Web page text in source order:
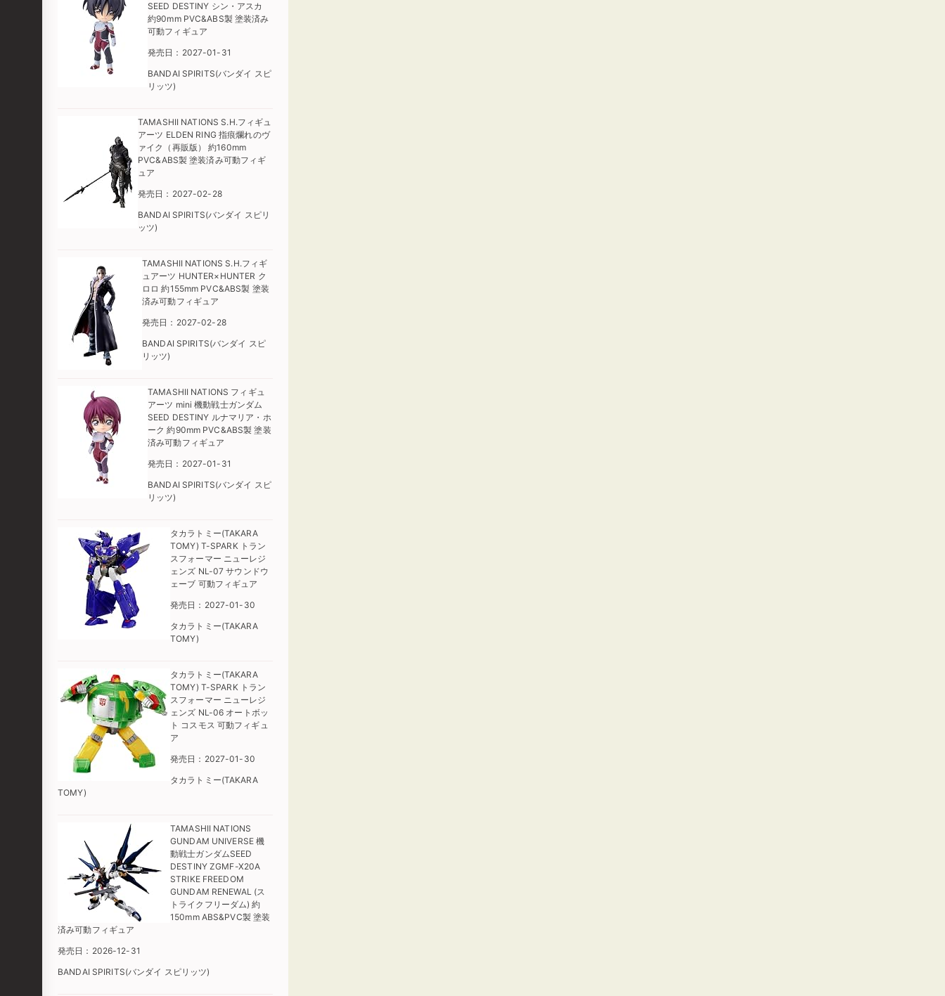
SEED DESTINY シン・アスカ
約90mm PVC&ABS製 塗装済み
可動フィギュア
発売日：2027-01-31
BANDAI SPIRITS(バンダイ スピ
リッツ)
TAMASHII NATIONS S.H.フィギュ
アーツ ELDEN RING 指痕爛れのヴ
ァイク（再販版） 約160mm
PVC&ABS製 塗装済み可動フィギ
ュア
発売日：2027-02-28
BANDAI SPIRITS(バンダイ スピリ
ッツ)
TAMASHII NATIONS S.H.フィギ
ュアーツ HUNTER×HUNTER ク
ロロ 約155mm PVC&ABS製 塗装
済み可動フィギュア
発売日：2027-02-28
BANDAI SPIRITS(バンダイ スピ
リッツ)
TAMASHII NATIONS フィギュ
アーツ mini 機動戦士ガンダム
SEED DESTINY ルナマリア・ホ
ーク 約90mm PVC&ABS製 塗装
済み可動フィギュア
発売日：2027-01-31
BANDAI SPIRITS(バンダイ スピ
リッツ)
タカラトミー(TAKARA
TOMY) T-SPARK トラン
スフォーマー ニューレジ
ェンズ NL-07 サウンドウ
ェーブ 可動フィギュア
発売日：2027-01-30
タカラトミー(TAKARA
TOMY)
タカラトミー(TAKARA
TOMY) T-SPARK トラン
スフォーマー ニューレジ
ェンズ NL-06 オートボッ
ト コスモス 可動フィギュ
ア
発売日：2027-01-30
タカラトミー(TAKARA
TOMY)
TAMASHII NATIONS
GUNDAM UNIVERSE 機
動戦士ガンダムSEED
DESTINY ZGMF-X20A
STRIKE FREEDOM
GUNDAM RENEWAL (ス
トライクフリーダム) 約
150mm ABS&PVC製 塗装
済み可動フィギュア
発売日：2026-12-31
BANDAI SPIRITS(バンダイ スピリッツ)